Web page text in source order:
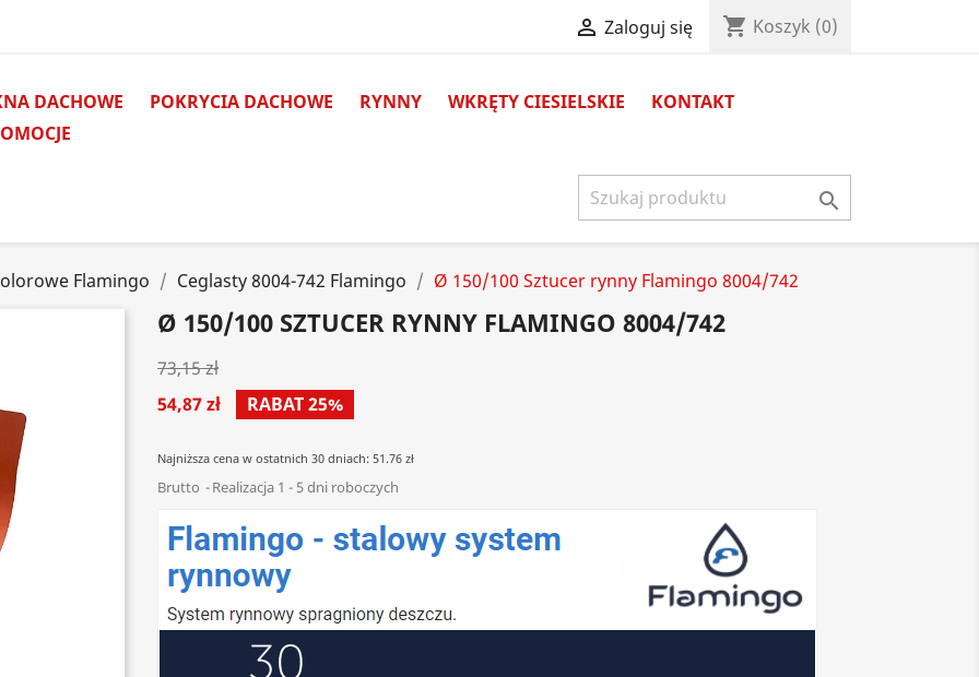
 Zaloguj się shopping_cart Koszyk (0)
DACHOWE POKRYCIA DACHOWE RYNNY WKRĘTY CIESIELSKIE
KONTAKT

Flamingo Ceglasty 8004-742 Flamingo Ø 150/100 Sztucer rynny Flamingo 8004/742
Ø 150/100 SZTUCER RYNNY FLAMINGO 8004/742
73,15 zł
54,87 zł
RABAT 25%
Najniższa cena w ostatnich 30 dniach: 51.76 zł
Brutto Realizacja 1 - 5 dni roboczych